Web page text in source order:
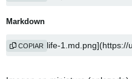
Markdown
COPIAR